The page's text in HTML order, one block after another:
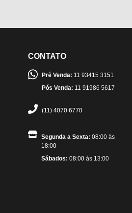
CONTATO
Pré Venda: 11 93415 3151
Pós Venda: 11 91986 5617
(11) 4070 6770
Segunda a Sexta: 08:00 às
18:00
Sábados: 08:00 às 13:00